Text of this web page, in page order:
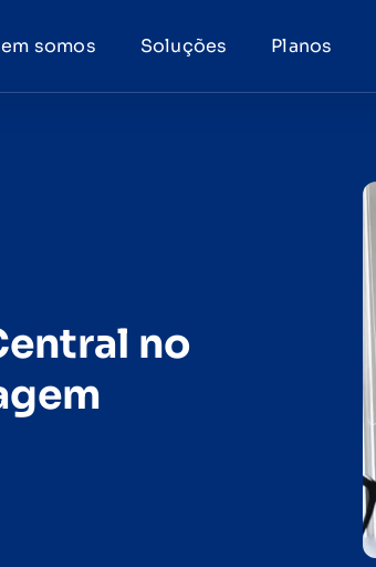
somos Soluções Planos
no